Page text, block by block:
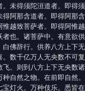
未得须陀洹道者。即得须
阿那含道者。即得阿那含
越致菩萨者。即得阿惟越
也。诸菩萨中。有意欲供
佛辞行。供养八方上下无
数千亿万人无央数不可复
。则到八方上下无央数诸
自然之物。在前即自然。
灯火。万种伎乐。悉皆在